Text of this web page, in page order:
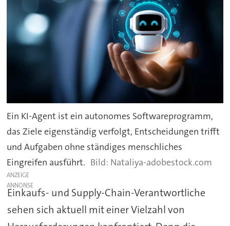
Ein KI-Agent ist ein autonomes Softwareprogramm,
das Ziele eigenständig verfolgt, Entscheidungen trifft
und Aufgaben ohne ständiges menschliches
Eingreifen ausführt.
Nataliya-adobestock.com
ANZEIGE
Einkaufs- und Supply-Chain-Verantwortliche
sehen sich aktuell mit einer Vielzahl von